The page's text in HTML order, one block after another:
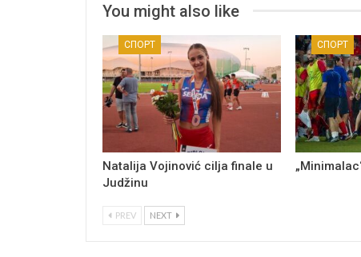
You might also like
СПОРТ
Natalija Vojinović cilja finale u
Judžinu
СПОРТ
PREV NEXT